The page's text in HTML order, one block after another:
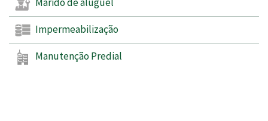
Impermeabilização
Manutenção Predial